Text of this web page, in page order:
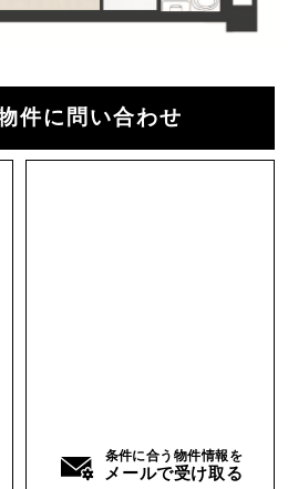
ら直接アクセスできる余白
や愛自転車を置く倉庫とし
ッチン側にも窓があるため
件に問い合わせ
条件に合う物件情報を
メールで受け取る